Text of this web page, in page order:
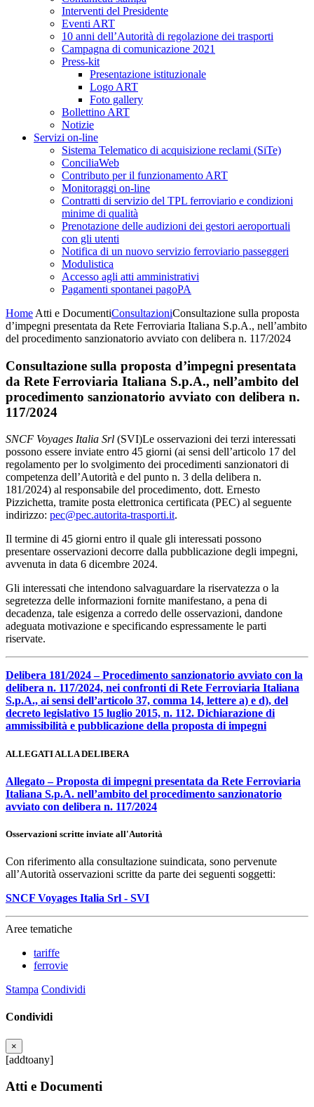
Interventi del Presidente
Eventi ART
10 anni dell’Autorità di regolazione dei trasporti
Campagna di comunicazione 2021
Press-kit
Presentazione istituzionale
Logo ART
Foto gallery
Bollettino ART
Notizie
Servizi on-line
Sistema Telematico di acquisizione reclami (SiTe)
ConciliaWeb
Contributo per il funzionamento ART
Monitoraggi on-line
Contratti di servizio del TPL ferroviario e condizioni
minime di qualità
Prenotazione delle audizioni dei gestori aeroportuali
con gli utenti
Notifica di un nuovo servizio ferroviario passeggeri
Modulistica
Accesso agli atti amministrativi
Pagamenti spontanei pagoPA
Home Atti e DocumentiConsultazioniConsultazione sulla proposta
d’impegni presentata da Rete Ferroviaria Italiana S.p.A., nell’ambito
del procedimento sanzionatorio avviato con delibera n. 117/2024
Consultazione sulla proposta d’impegni presentata
da Rete Ferroviaria Italiana S.p.A., nell’ambito del
procedimento sanzionatorio avviato con delibera n.
117/2024
SNCF Voyages Italia Srl (SVI)Le osservazioni dei terzi interessati
possono essere inviate entro 45 giorni (ai sensi dell’articolo 17 del
regolamento per lo svolgimento dei procedimenti sanzionatori di
competenza dell’Autorità e del punto n. 3 della delibera n.
181/2024) al responsabile del procedimento, dott. Ernesto
Pizzichetta, tramite posta elettronica certificata (PEC) al seguente
indirizzo: pec@pec.autorita-trasporti.it.
Il termine di 45 giorni entro il quale gli interessati possono
presentare osservazioni decorre dalla pubblicazione degli impegni,
avvenuta in data 6 dicembre 2024.
Gli interessati che intendono salvaguardare la riservatezza o la
segretezza delle informazioni fornite manifestano, a pena di
decadenza, tale esigenza a corredo delle osservazioni, dandone
adeguata motivazione e specificando espressamente le parti
riservate.
Delibera 181/2024 – Procedimento sanzionatorio avviato con la
delibera n. 117/2024, nei confronti di Rete Ferroviaria Italiana
S.p.A., ai sensi dell’articolo 37, comma 14, lettere a) e d), del
decreto legislativo 15 luglio 2015, n. 112. Dichiarazione di
ammissibilità e pubblicazione della proposta di impegni
ALLEGATI ALLA DELIBERA
Allegato – Proposta di impegni presentata da Rete Ferroviaria
Italiana S.p.A. nell’ambito del procedimento sanzionatorio
avviato con delibera n. 117/2024
Osservazioni scritte inviate all'Autorità
Con riferimento alla consultazione suindicata, sono pervenute
all’Autorità osservazioni scritte da parte dei seguenti soggetti:
SNCF Voyages Italia Srl - SVI
Aree tematiche
tariffe
ferrovie
Stampa Condividi
Condividi
×
[addtoany]
Atti e Documenti